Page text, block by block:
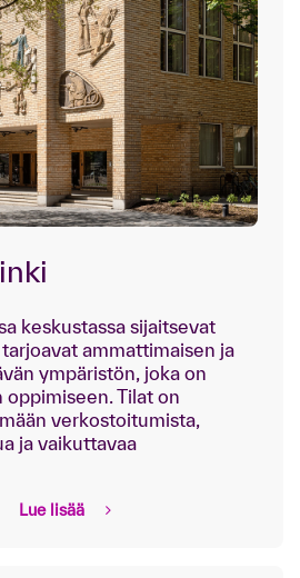
keskustassa sijaitsevat
ammattimaisen ja
ympäristön, joka on
Tilat on
verkostoitumista,
ja vaikuttavaa
Lue lisää